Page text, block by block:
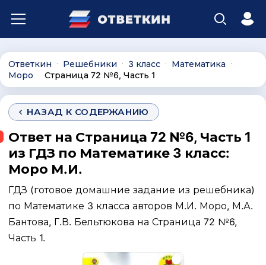
Ответкин ∙ Решебники ∙ 3 класс ∙ Математика ∙
Моро ∙ Страница 72 №6, Часть 1
НАЗАД К СОДЕРЖАНИЮ
Ответ на Страница 72 №6, Часть 1
из ГДЗ по Математике 3 класс:
Моро М.И.
ГДЗ (готовое домашние задание из решебника)
по Математике 3 класса авторов М.И. Моро, М.А.
Бантова, Г.В. Бельтюкова на Страница 72 №6,
Часть 1.